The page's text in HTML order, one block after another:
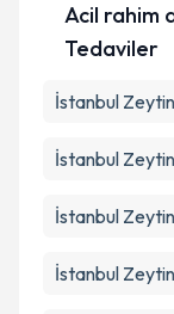
Acil rahim
Tedaviler
İstanbul
İstanbul
İstanbul
İstanbul